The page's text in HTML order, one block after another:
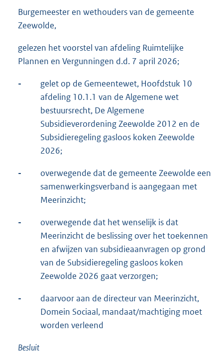
Burgemeester en wethouders van de gemeente
Zeewolde,
gelezen het voorstel van afdeling Ruimtelijke
Plannen en Vergunningen d.d. 7 april 2026;
-
gelet op de Gemeentewet, Hoofdstuk 10
afdeling 10.1.1 van de Algemene wet
bestuursrecht, De Algemene
Subsidieverordening Zeewolde 2012 en de
Subsidieregeling gasloos koken Zeewolde
2026;
-
overwegende dat de gemeente Zeewolde een
samenwerkingsverband is aangegaan met
Meerinzicht;
-
overwegende dat het wenselijk is dat
Meerinzicht de beslissing over het toekennen
en afwijzen van subsidieaanvragen op grond
van de Subsidieregeling gasloos koken
Zeewolde 2026 gaat verzorgen;
-
daarvoor aan de directeur van Meerinzicht,
Domein Sociaal, mandaat/machtiging moet
worden verleend
Besluit